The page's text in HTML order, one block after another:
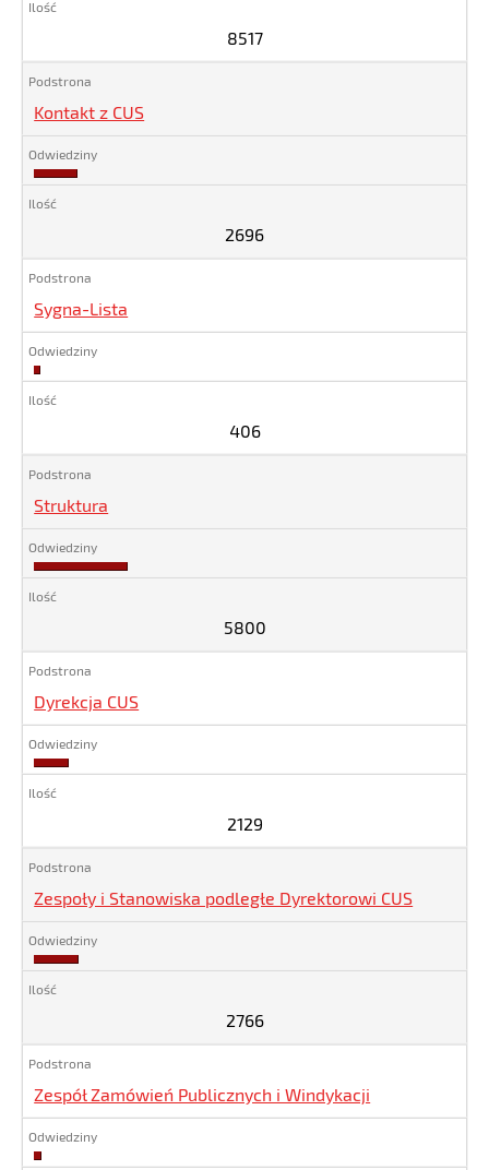
8517
Kontakt z CUS
2696
2696
Sygna-Lista
406
406
Struktura
5800
5800
Dyrekcja CUS
2129
2129
Zespoły i Stanowiska podległe Dyrektorowi CUS
2766
2766
Zespół Zamówień Publicznych i Windykacji